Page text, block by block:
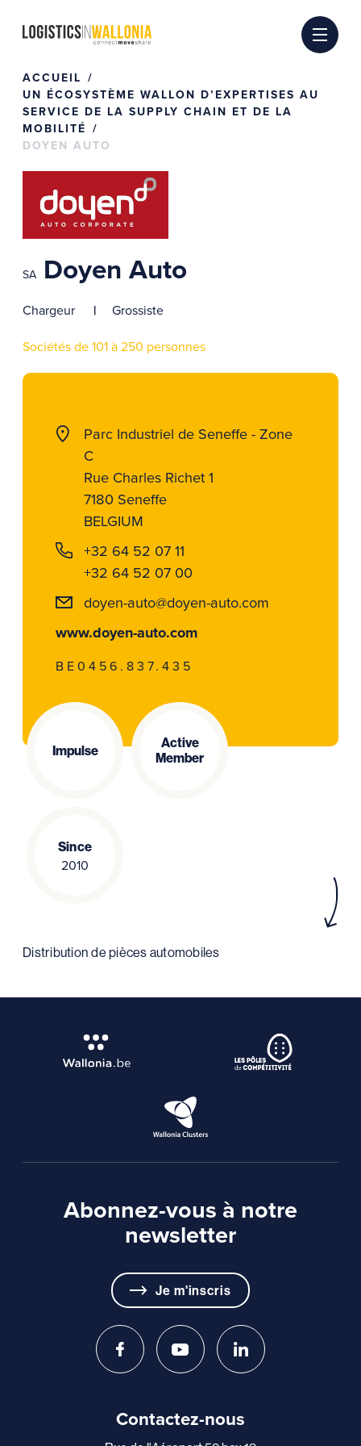
ACCUEIL
UN ÉCOSYSTÈME WALLON D’EXPERTISES AU
SERVICE DE LA SUPPLY CHAIN ET DE LA
MOBILITÉ
DOYEN AUTO
SA Doyen Auto
Chargeur
Grossiste
Sociétés de 101 à 250 personnes
Parc Industriel de Seneffe - Zone
C
Rue Charles Richet 1
7180 Seneffe
BELGIUM
+32 64 52 07 11
+32 64 52 07 00
doyen-auto@doyen-auto.com
www.doyen-auto.com
BE0456.837.435
Impulse
Active
Member
Since
2010
Distribution de pièces automobiles
Abonnez-vous à notre
newsletter
Je m'inscris
Contactez-nous